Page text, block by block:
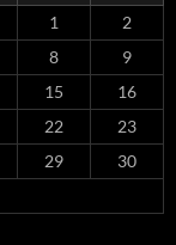
1
2
8
9
15
16
22
23
29
30